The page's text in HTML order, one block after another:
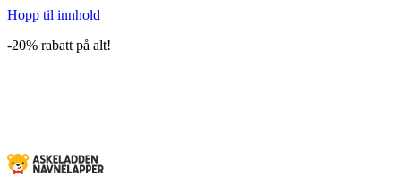
Hopp til innhold
-20% rabatt på alt!